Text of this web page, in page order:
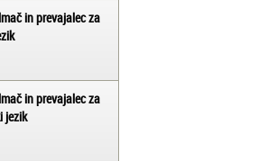
in prevajalec za
in prevajalec za
jezik